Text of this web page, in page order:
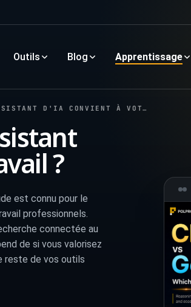
Outils Blog Apprentissage
CONVIENT À VOTRE FLUX DE TRAVAIL ?
?
est connu pour le
professionnels.
connectée au
de si vous valorisez
reste de vos outils